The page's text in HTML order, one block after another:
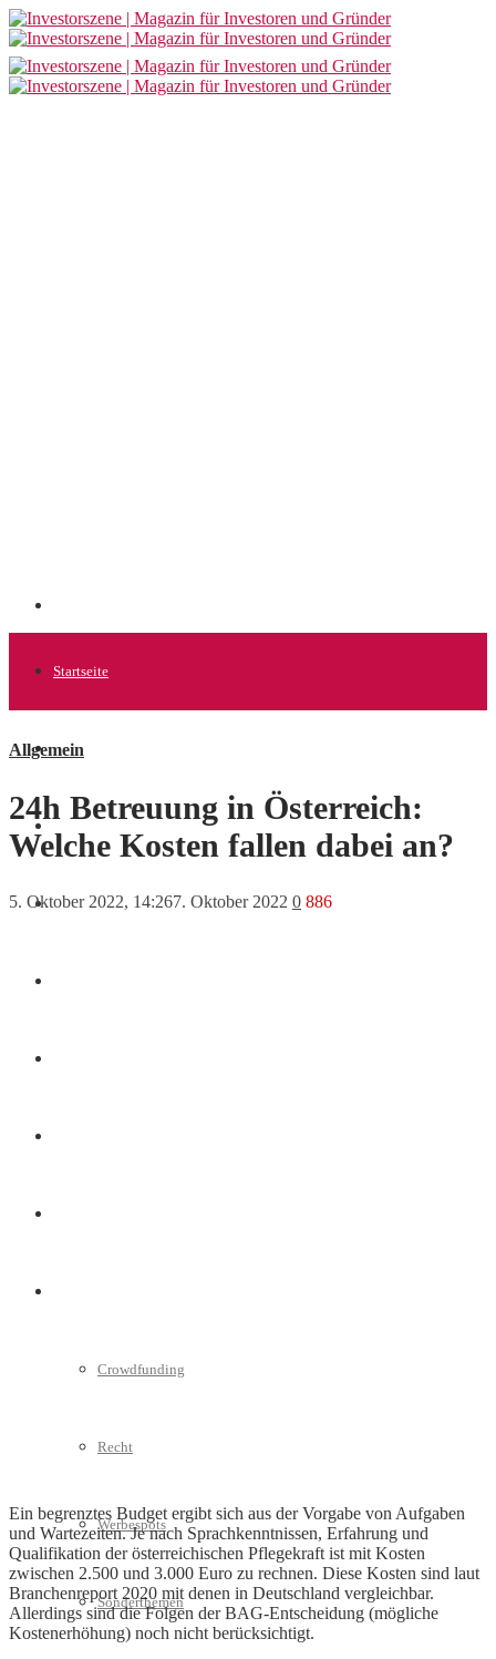
Startseite
Allgemein
News
Crowdfunding
Recht
Werbespots
Sonderthemen
Allgemein
24h Betreuung in Österreich:
Welche Kosten fallen dabei an?
5. Oktober 2022, 14:267. Oktober 2022 0 886
Ein begrenztes Budget ergibt sich aus der Vorgabe von Aufgaben
und Wartezeiten. Je nach Sprachkenntnissen, Erfahrung und
Qualifikation der österreichischen Pflegekraft ist mit Kosten
zwischen 2.500 und 3.000 Euro zu rechnen. Diese Kosten sind laut
Branchenreport 2020 mit denen in Deutschland vergleichbar.
Allerdings sind die Folgen der BAG-Entscheidung (mögliche
Kostenerhöhung) noch nicht berücksichtigt.